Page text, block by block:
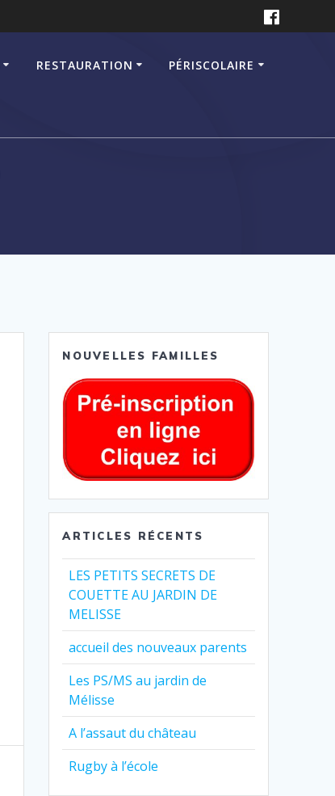
RESTAURATION PÉRISCOLAIRE
NOUVELLES FAMILLES
ARTICLES RÉCENTS
LES PETITS SECRETS DE
COUETTE AU JARDIN DE
MELISSE
accueil des nouveaux parents
Les PS/MS au jardin de
Mélisse
A l’assaut du château
Rugby à l’école